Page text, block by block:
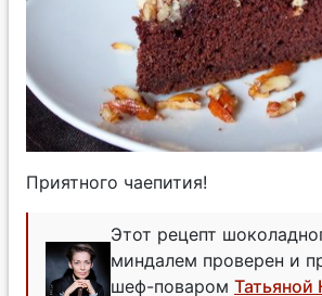
Приятного чаепития!
Этот рецепт
миндалем проверен и
шеф-поваром Татьяной